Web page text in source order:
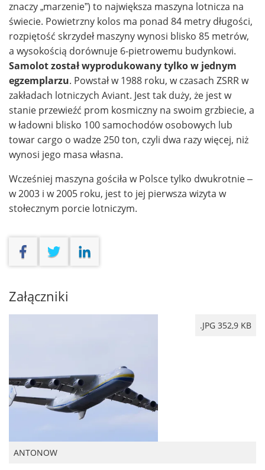
znaczy „marzenie”) to największa maszyna lotnicza na
świecie. Powietrzny kolos ma ponad 84 metry długości,
rozpiętość skrzydeł maszyny wynosi blisko 85 metrów,
a wysokością dorównuje 6-pietrowemu budynkowi.
Samolot został wyprodukowany tylko w jednym
egzemplarzu. Powstał w 1988 roku, w czasach ZSRR w
zakładach lotniczych Aviant. Jest tak duży, że jest w
stanie przewieźć prom kosmiczny na swoim grzbiecie, a
w ładowni blisko 100 samochodów osobowych lub
towar cargo o wadze 250 ton, czyli dwa razy więcej, niż
wynosi jego masa własna.
Wcześniej maszyna gościła w Polsce tylko dwukrotnie –
w 2003 i w 2005 roku, jest to jej pierwsza wizyta w
stołecznym porcie lotniczym.
Załączniki
.JPG 352,9 KB
ANTONOW